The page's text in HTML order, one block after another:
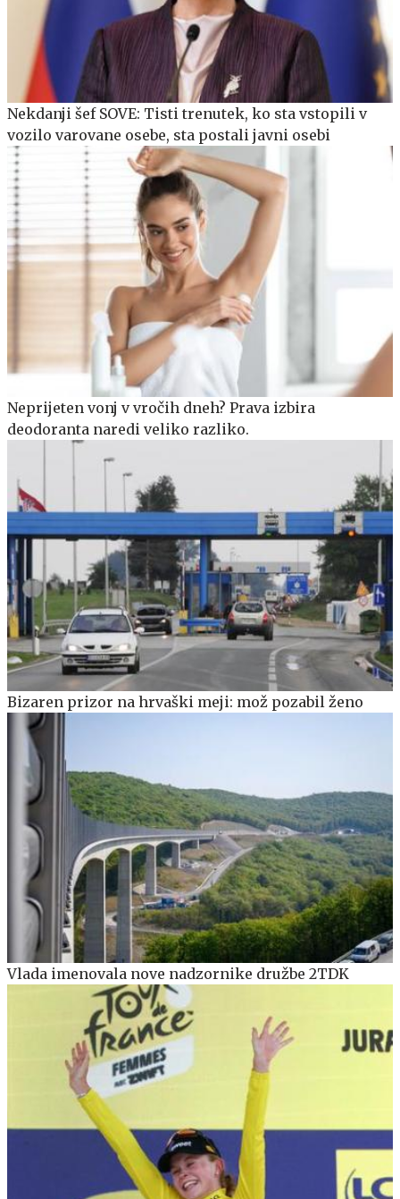
Nekdanji šef SOVE: Tisti trenutek, ko sta vstopili v
vozilo varovane osebe, sta postali javni osebi
Neprijeten vonj v vročih dneh? Prava izbira
deodoranta naredi veliko razliko.
Bizaren prizor na hrvaški meji: mož pozabil ženo
Vlada imenovala nove nadzornike družbe 2TDK